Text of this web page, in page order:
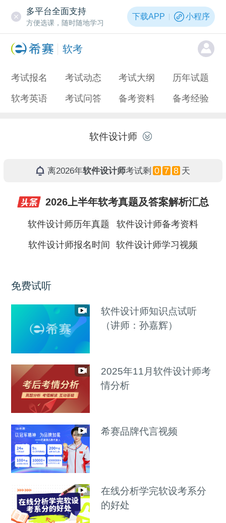
多平台全面支持
方便选课，随时随地学习
下载APP 小程序
软考
考试报名 考试动态 考试大纲 历年试题
软考英语 考试问答 备考资料 备考经验
软件设计师
离2026年软件设计师考试剩 0 7 8 天
2026上半年软考真题及答案解析汇总
软件设计师历年真题 软件设计师备考资料
软件设计师报名时间 软件设计师学习视频
免费试听
软件设计师知识点试听
（讲师：孙嘉辉）
2025年11月软件设计师考
情分析
希赛品牌代言视频
在线分析学完软设考系分
的好处